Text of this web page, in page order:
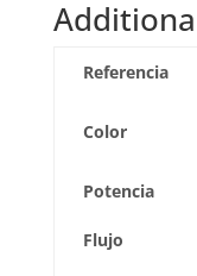
Referencia
Color
Potencia
Flujo